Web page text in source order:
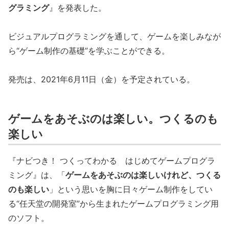
グラミング』を発表した。
ビジュアルプログラミングを通して、ゲームを楽しみなが
ら“ゲーム制作の基礎”を学ぶことができる。
発売は、2021年6月11日（金）を予定されている。
ゲームをあそぶのは楽しい。つくるのも
楽しい
『ナビつき！ つくってわかる はじめてゲームプログラ
ミング』は、「ゲームをあそぶのは楽しいけれど、つくる
のも楽しい 」という思いを胸に日々ゲーム制作をしてい
る“任天堂の開発室”から生まれたゲームプログラミング用
のソフト。